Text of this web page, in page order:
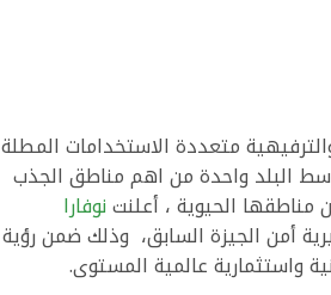
متعددة الاستخدامات المطلة
البلد واحدة من اهم مناطق الجذب
الحيوية ، أعلنتنوفارا
أمن الجيزة السابق، وذلك ضمن رؤية
واستثمارية عالمية المستوى.